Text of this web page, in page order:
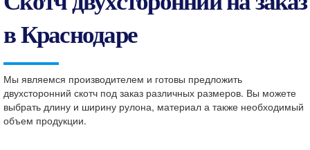
в Краснодаре
Мы являемся производителем и готовы предложить
двухсторонний скотч под заказ различных размеров. Вы можете
выбрать длину и ширину рулона, материал а также необходимый
объем продукции.